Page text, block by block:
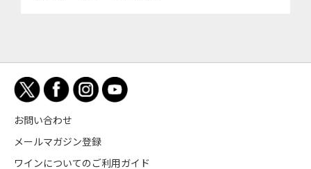
お問い合わせ
メールマガジン登録
ワインについてのご利用ガイド